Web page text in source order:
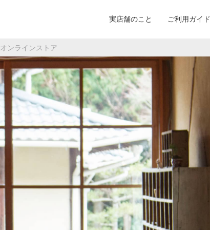
実店舗のこと ご利用ガイド
オンラインストア